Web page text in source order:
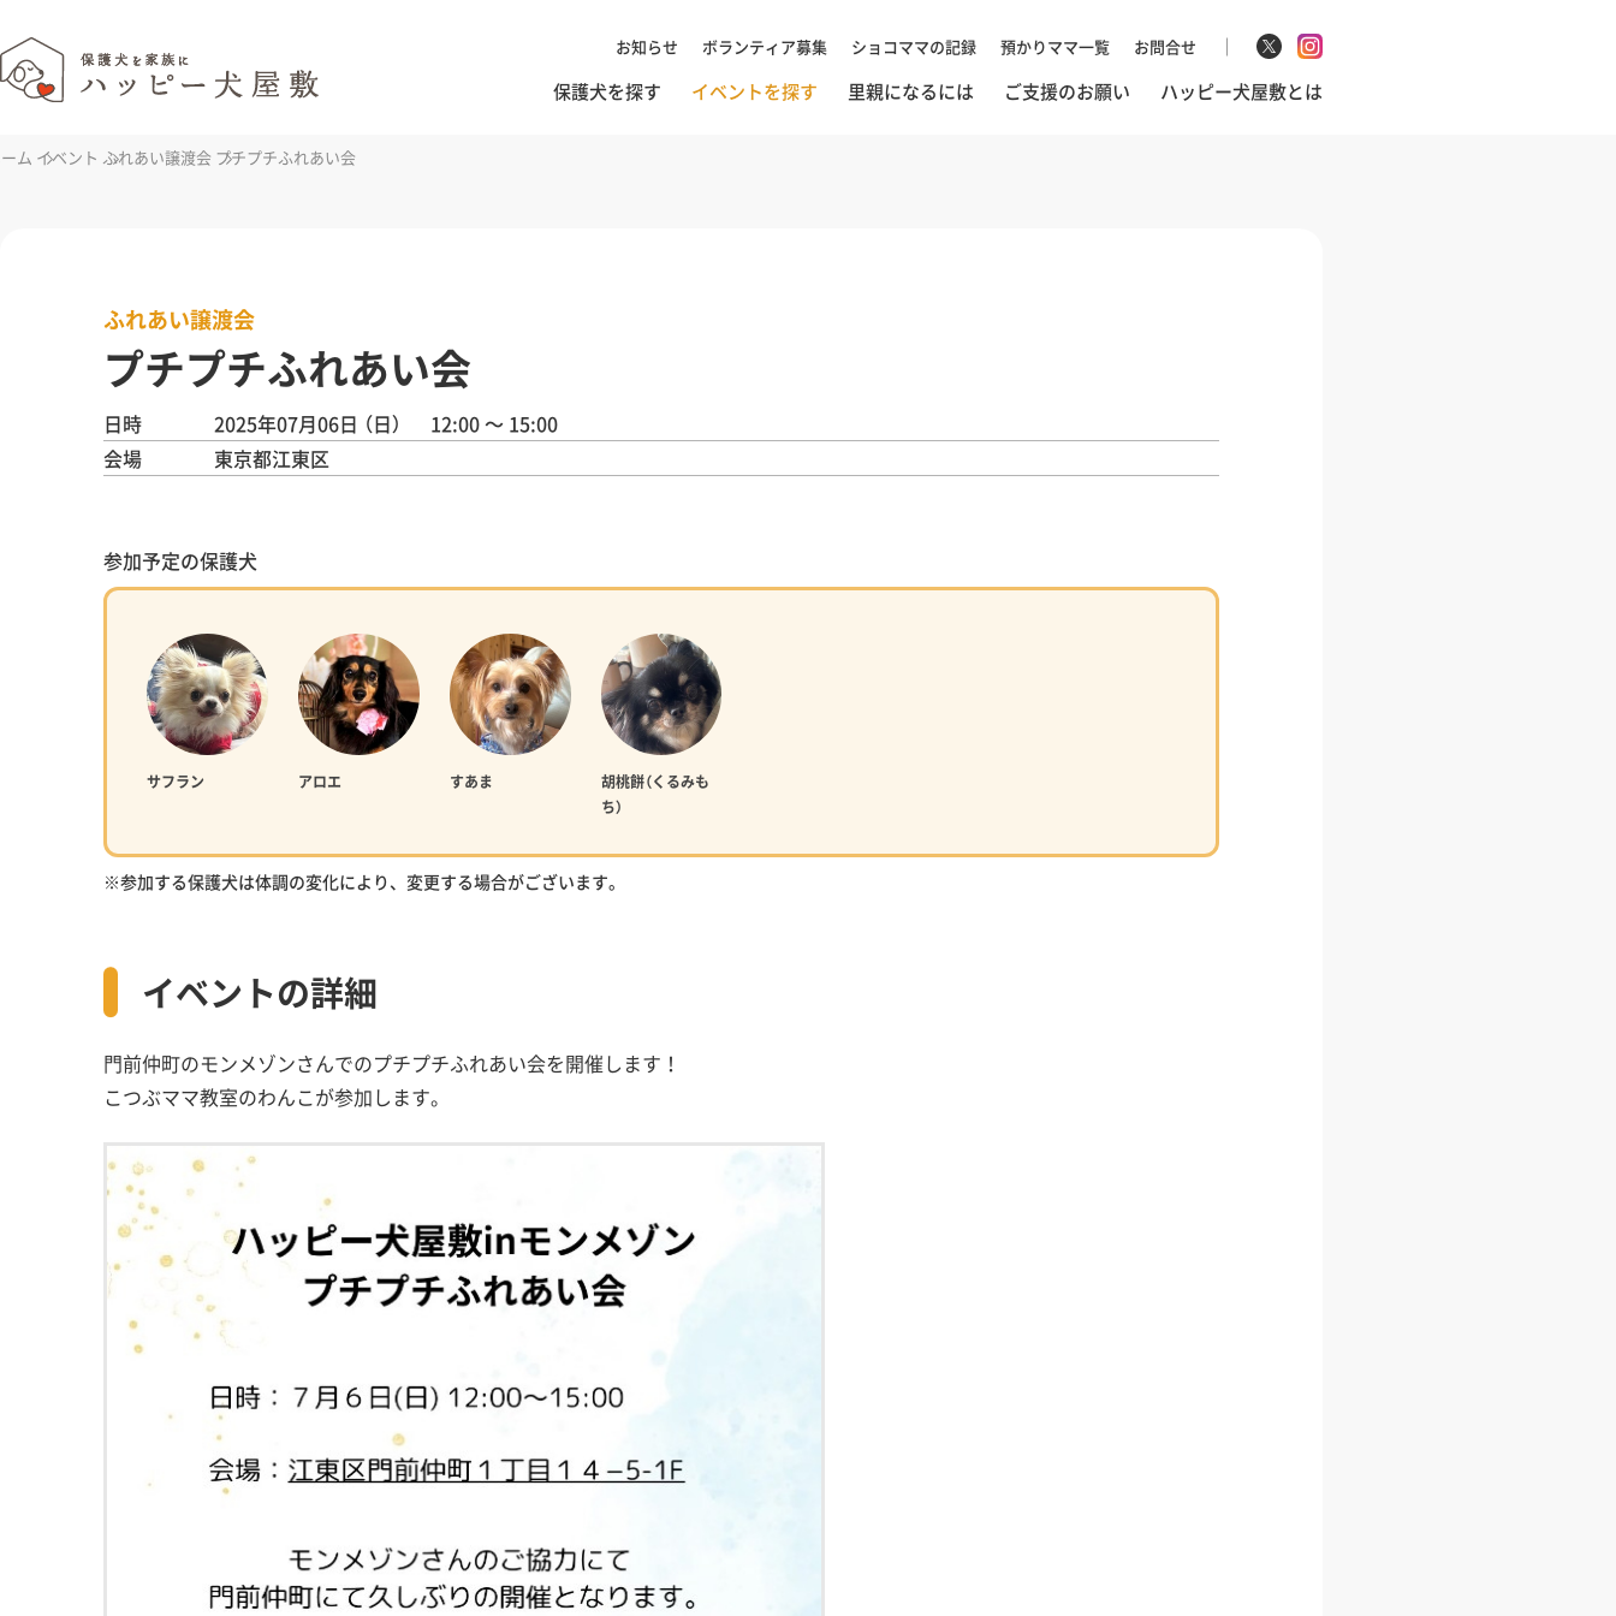
お知らせ ボランティア募集 ショコママの記録 預かりママ一覧 お問合せ
保護犬を探す イベントを探す 里親になるには ご支援のお願い ハッピー犬屋敷とは
ム イベント ふれあい譲渡会 プチプチふれあい会
ふれあい譲渡会
プチプチふれあい会
日時 2025年07月06日 （日）
12:00 ～ 15:00
会場
東京都江東区
参加予定の保護犬
サフラン アロエ すあま
胡桃餅（くるみも
ち）
※参加する保護犬は体調の変化により、変更する場合がございます。
イベントの詳細
門前仲町のモンメゾンさんでのプチプチふれあい会を開催します！
こつぶママ教室のわんこが参加します。